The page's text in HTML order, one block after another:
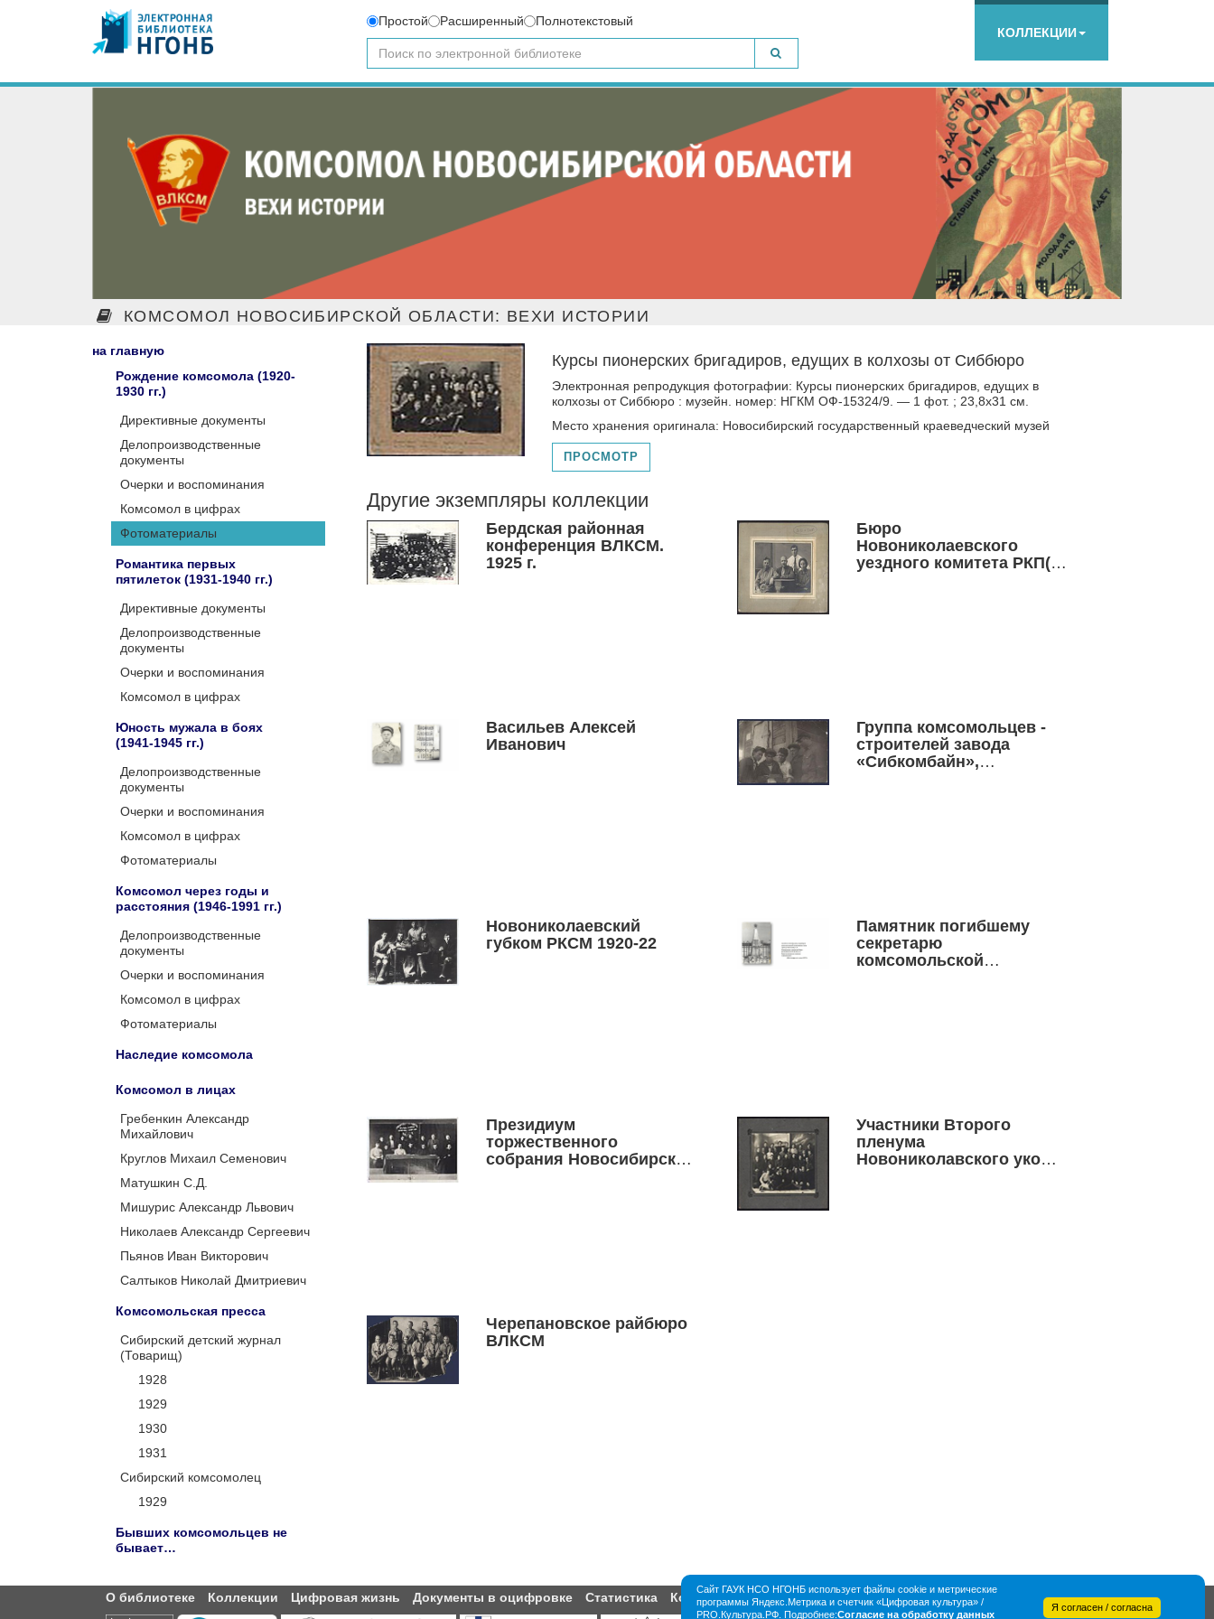
Простой Расширенный
Полнотекстовый
КОЛЛЕКЦИИ
КОМСОМОЛ НОВОСИБИРСКОЙ ОБЛАСТИ: ВЕХИ ИСТОРИИ
на главную
Рождение комсомола (1920-
1930 гг.)
Директивные документы
Делопроизводственные
документы
Очерки и воспоминания
Комсомол в цифрах
Фотоматериалы
Романтика первых
пятилеток (1931-1940 гг.)
Директивные документы
Делопроизводственные
документы
Очерки и воспоминания
Комсомол в цифрах
Юность мужала в боях
(1941-1945 гг.)
Делопроизводственные
документы
Очерки и воспоминания
Комсомол в цифрах
Фотоматериалы
Комсомол через годы и
расстояния (1946-1991 гг.)
Делопроизводственные
документы
Очерки и воспоминания
Комсомол в цифрах
Фотоматериалы
Наследие комсомола
Комсомол в лицах
Гребенкин Александр
Михайлович
Круглов Михаил Семенович
Матушкин С.Д.
Мишурис Александр Львович
Николаев Александр Сергеевич
Пьянов Иван Викторович
Салтыков Николай Дмитриевич
Комсомольская пресса
Сибирский детский журнал
(Товарищ)
1928
1929
1930
1931
Сибирский комсомолец
1929
Бывших комсомольцев не
бывает…
Курсы пионерских бригадиров, едущих в колхозы от Сиббюро
Электронная репродукция фотографии: Курсы пионерских бригадиров, едущих в
колхозы от Сиббюро : музейн. номер: НГКМ ОФ-15324/9. — 1 фот. ; 23,8х31 см.
Место хранения оригинала: Новосибирский государственный краеведческий музей
ПРОСМОТР
Другие экземпляры коллекции
Бердская районная
конференция ВЛКСМ.
1925 г.
Бюро
Новониколаевского
уездного комитета РКП(б)
Васильев Алексей
Иванович
Группа комсомольцев -
строителей завода
«Сибкомбайн»,
Новониколаевский
губком РКСМ 1920-22
Памятник погибшему
секретарю
комсомольской
Президиум
торжественного
собрания Новосибирской
Участники Второго
пленума
Новониколавского укома
Черепановское райбюро
ВЛКСМ
О библиотеке Коллекции Цифровая жизнь Документы в оцифровке Статистика Контакты Партнёры
Сайт ГАУК НСО НГОНБ использует файлы cookie и метрические
программы Яндекс.Метрика и счетчик «Цифровая культура» /
PRO.Культура.РФ. Подробнее:Согласие на обработку данных
Я согласен / согласна